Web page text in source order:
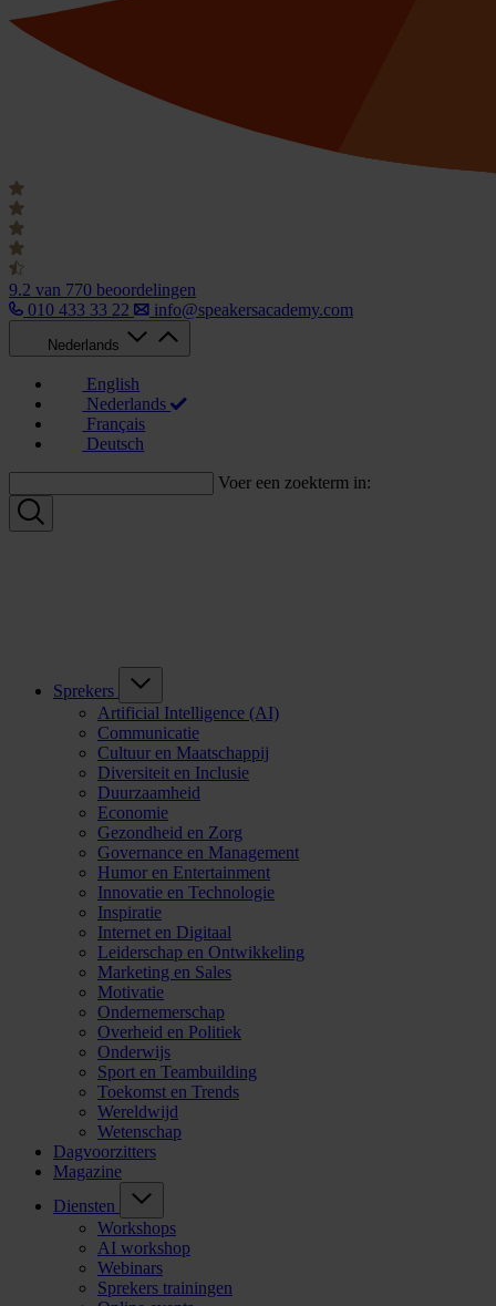
9.2 van 770 beoordelingen
010 433 33 22
info@speakersacademy.com
Nederlands
English
Nederlands
Français
Deutsch
Voer een zoekterm in:
Sprekers
Artificial Intelligence (AI)
Communicatie
Cultuur en Maatschappij
Diversiteit en Inclusie
Duurzaamheid
Economie
Gezondheid en Zorg
Governance en Management
Humor en Entertainment
Innovatie en Technologie
Inspiratie
Internet en Digitaal
Leiderschap en Ontwikkeling
Marketing en Sales
Motivatie
Ondernemerschap
Overheid en Politiek
Onderwijs
Sport en Teambuilding
Toekomst en Trends
Wereldwijd
Wetenschap
Dagvoorzitters
Magazine
Diensten
Workshops
AI workshop
Webinars
Sprekers trainingen